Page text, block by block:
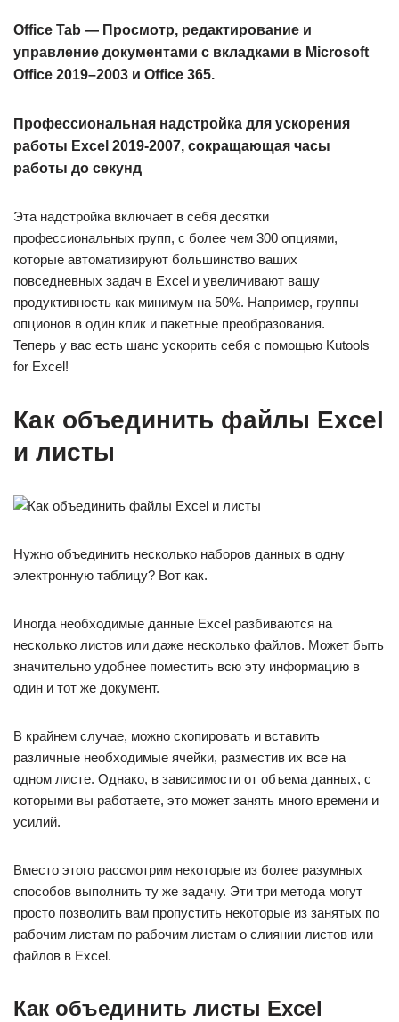
Office Tab — Просмотр, редактирование и
управление документами с вкладками в Microsoft
Office 2019–2003 и Office 365.
Профессиональная надстройка для ускорения
работы Excel 2019-2007, сокращающая часы
работы до секунд
Эта надстройка включает в себя десятки
профессиональных групп, с более чем 300 опциями,
которые автоматизируют большинство ваших
повседневных задач в Excel и увеличивают вашу
продуктивность как минимум на 50%. Например, группы
опционов в один клик и пакетные преобразования.
Теперь у вас есть шанс ускорить себя с помощью Kutools
for Excel!
Как объединить файлы Excel
и листы
Нужно объединить несколько наборов данных в одну
электронную таблицу? Вот как.
Иногда необходимые данные Excel разбиваются на
несколько листов или даже несколько файлов. Может быть
значительно удобнее поместить всю эту информацию в
один и тот же документ.
В крайнем случае, можно скопировать и вставить
различные необходимые ячейки, разместив их все на
одном листе. Однако, в зависимости от объема данных, с
которыми вы работаете, это может занять много времени и
усилий.
Вместо этого рассмотрим некоторые из более разумных
способов выполнить ту же задачу. Эти три метода могут
просто позволить вам пропустить некоторые из занятых по
рабочим листам по рабочим листам о слиянии листов или
файлов в Excel.
Как объединить листы Excel